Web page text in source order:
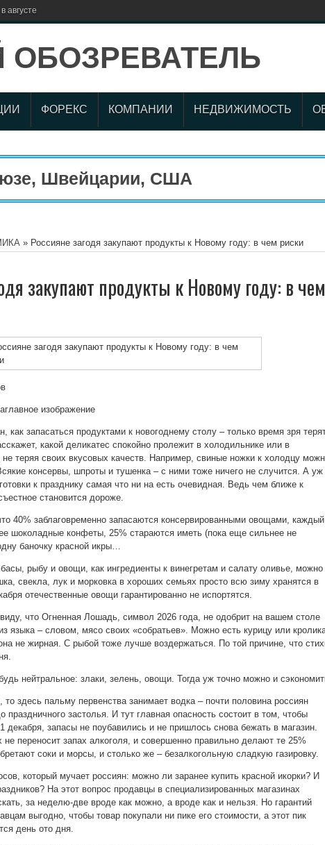
августе
ФОРЕКС КОМПАНИИ НЕДВИЖИМОСТЬ
Швейцарии, США
» Россияне загодя закупают продукты к Новому году: в чем риски
закупают продукты к Новому году: в чем
изображение
как запасаться продуктами к новогоднему столу – только время зря
какой деликатес спокойно пролежит в холодильнике или в
теряя своих вкусовых качеств. Например, свиные ножки к холодцу
консервы, шпроты и тушенка – с ними тоже ничего не случится. А уж
к празднику самая что ни на есть очевидная. Ведь чем ближе к
становится дороже.
40% заблаговременно запасаются консервированными овощами, каждый
шоколадные конфеты, 25% стараются иметь (пока еще сильнее не
баночку красной икры…
рыбу и овощи, как ингредиенты к винегретам и салату оливье, можно
свекла, лук и морковка в хороших семьях просто всю зиму хранятся в
отечественные овощи гарантированно не испортятся.
что Огненная Лошадь, символ 2026 года, не одобрит на вашем столе
языка – словом, мясо своих «собратьев». Можно есть курицу или
не жирная. С рыбой тоже лучше воздержаться. По той причине, что
нейтральное: злаки, зелень, овощи. Тогда уж точно можно и
то здесь пальму первенства занимает водка – почти половина россиян
праздничного застолья. И тут главная опасность состоит в том, чтобы
декабря, запасы не поубавились и не пришлось снова бежать в магазин.
переносит запах алкоголя, и совершенно правильно делают те 25%
соки и морсы, и столько же – безалкогольную сладкую газировку.
который мучает россиян: можно ли заранее купить красной икорки? И
На этот вопрос продавцы в специализированных магазинах
за неделю-две вроде как можно, а вроде как и нельзя. Но гарантий
выгодно, чтобы товар покупали ни пике его стоимости, а этот пик
день ото дня.